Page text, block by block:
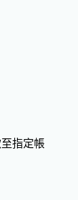
指定帳